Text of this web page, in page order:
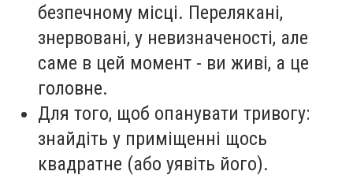
безпечному місці. Перелякані,
знервовані, у невизначеності, але
саме в цей момент - ви живі, а це
головне.
Для того, щоб опанувати тривогу:
знайдіть у приміщенні щось
квадратне (або уявіть його).